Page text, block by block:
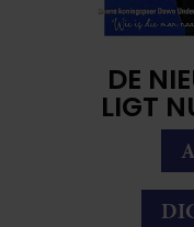
DE
LIGT